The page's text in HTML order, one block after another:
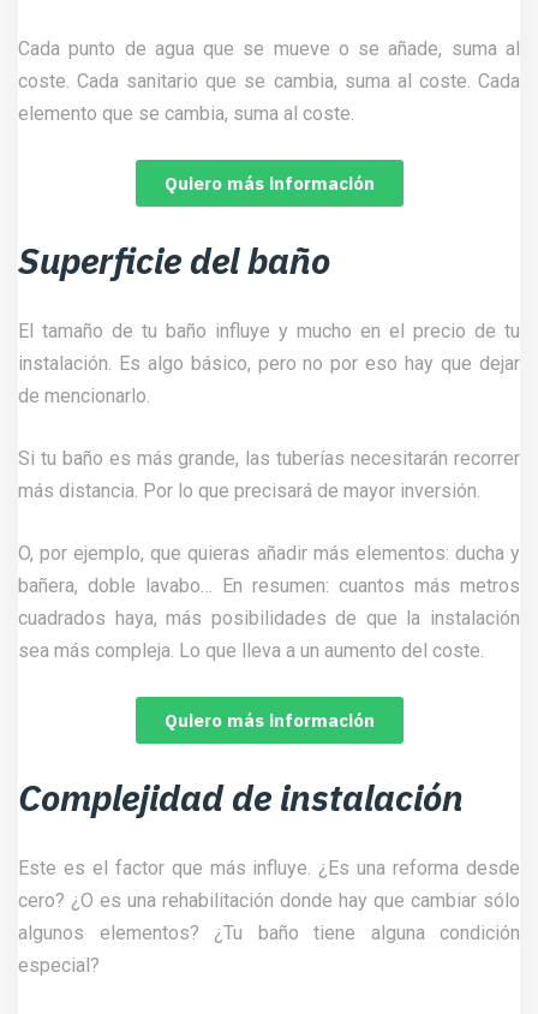
Cada punto de agua que se mueve o se añade, suma al
coste. Cada sanitario que se cambia, suma al coste. Cada
elemento que se cambia, suma al coste.
Quiero más información
Superficie del baño
El tamaño de tu baño influye y mucho en el precio de tu
instalación. Es algo básico, pero no por eso hay que dejar
de mencionarlo.
Si tu baño es más grande, las tuberías necesitarán recorrer
más distancia. Por lo que precisará de mayor inversión.
O, por ejemplo, que quieras añadir más elementos: ducha y
bañera, doble lavabo… En resumen: cuantos más metros
cuadrados haya, más posibilidades de que la instalación
sea más compleja. Lo que lleva a un aumento del coste.
Quiero más información
Complejidad de instalación
Este es el factor que más influye. ¿Es una reforma desde
cero? ¿O es una rehabilitación donde hay que cambiar sólo
algunos elementos? ¿Tu baño tiene alguna condición
especial?